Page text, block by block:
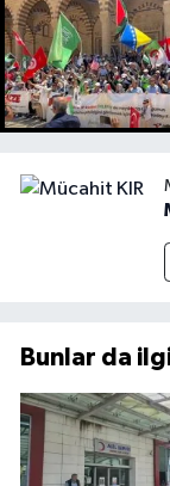
Bunlar da